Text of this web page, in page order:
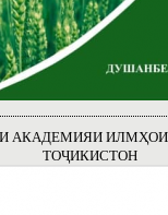
АКАДЕМИЯИ
ТОҶИКИСТОН